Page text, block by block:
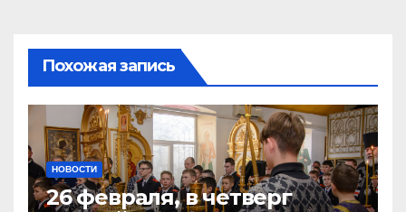
Похожая запись
НОВОСТИ
26 февраля, в четверг